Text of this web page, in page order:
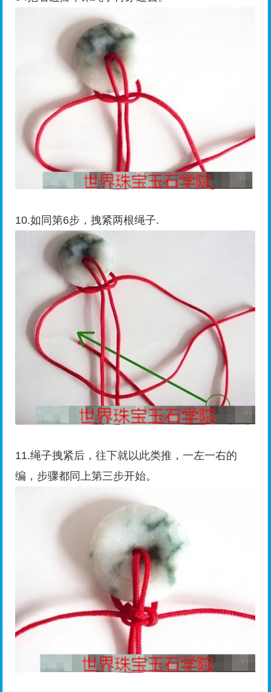
10.如同第6步，拽紧两根绳子.
11.绳子拽紧后，往下就以此类推，一左一右的
编，步骤都同上第三步开始。